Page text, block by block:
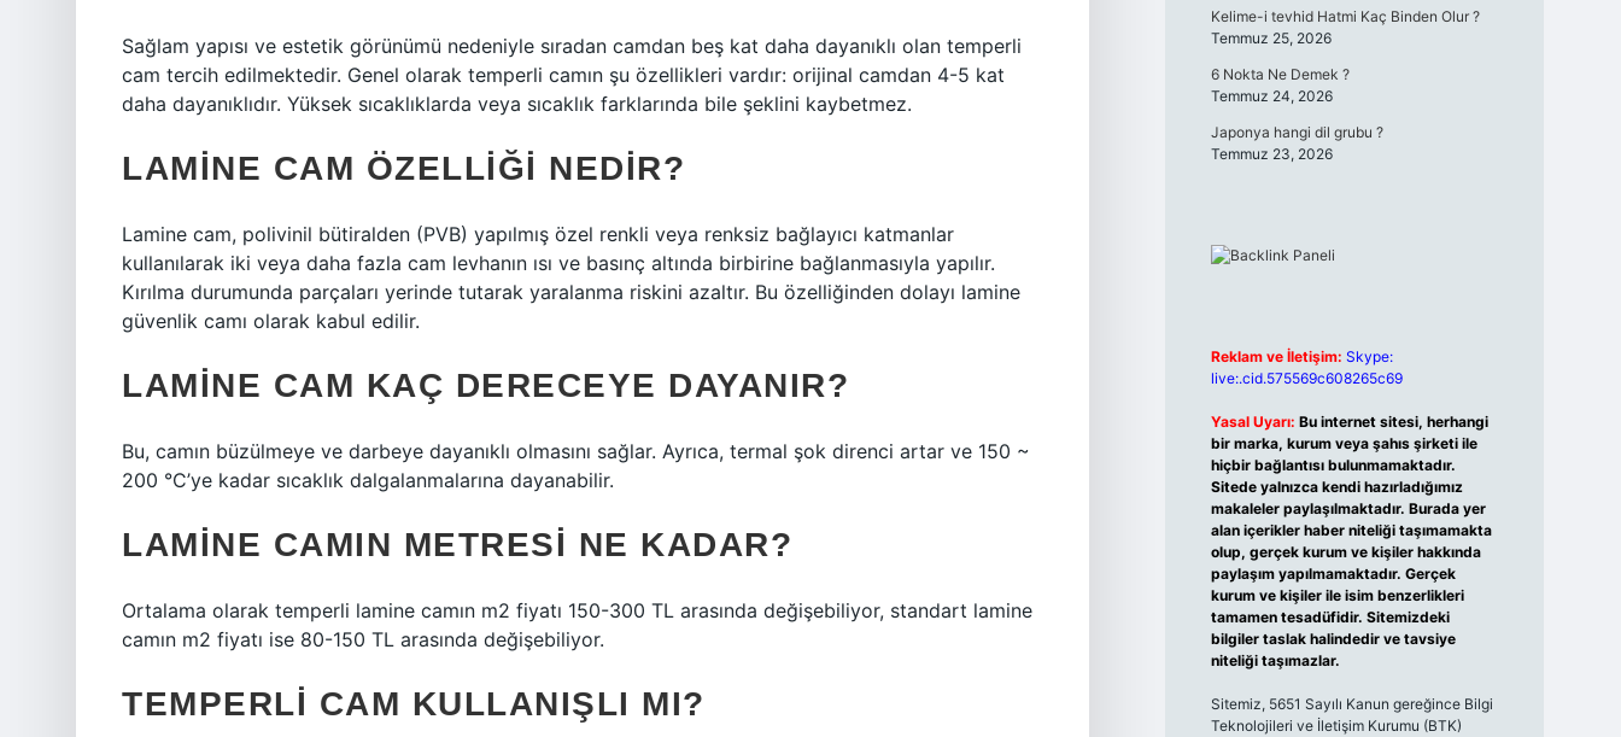
Sağlam yapısı ve estetik görünümü nedeniyle sıradan camdan beş kat daha dayanıklı olan temperli
cam tercih edilmektedir. Genel olarak temperli camın şu özellikleri vardır: orijinal camdan 4-5 kat
daha dayanıklıdır. Yüksek sıcaklıklarda veya sıcaklık farklarında bile şeklini kaybetmez.
LAMINE CAM ÖZELLIĞI NEDIR?
Lamine cam, polivinil bütiralden (PVB) yapılmış özel renkli veya renksiz bağlayıcı katmanlar
kullanılarak iki veya daha fazla cam levhanın ısı ve basınç altında birbirine bağlanmasıyla yapılır.
Kırılma durumunda parçaları yerinde tutarak yaralanma riskini azaltır. Bu özelliğinden dolayı lamine
güvenlik camı olarak kabul edilir.
LAMINE CAM KAÇ DERECEYE DAYANIR?
Bu, camın büzülmeye ve darbeye dayanıklı olmasını sağlar. Ayrıca, termal şok direnci artar ve 150 ~
200 °C’ye kadar sıcaklık dalgalanmalarına dayanabilir.
LAMINE CAMIN METRESI NE KADAR?
Ortalama olarak temperli lamine camın m2 fiyatı 150-300 TL arasında değişebiliyor, standart lamine
camın m2 fiyatı ise 80-150 TL arasında değişebiliyor.
TEMPERLI CAM KULLANIŞLI MI?
Kelime-i tevhid Hatmi Kaç Binden Olur ?
Temmuz 25, 2026
6 Nokta Ne Demek ?
Temmuz 24, 2026
Japonya hangi dil grubu ?
Temmuz 23, 2026
Reklam ve İletişim: Skype:
live:.cid.575569c608265c69
Yasal Uyarı: Bu internet sitesi, herhangi
bir marka, kurum veya şahıs şirketi ile
hiçbir bağlantısı bulunmamaktadır.
Sitede yalnızca kendi hazırladığımız
makaleler paylaşılmaktadır. Burada yer
alan içerikler haber niteliği taşımamakta
olup, gerçek kurum ve kişiler hakkında
paylaşım yapılmamaktadır. Gerçek
kurum ve kişiler ile isim benzerlikleri
tamamen tesadüfidir. Sitemizdeki
bilgiler taslak halindedir ve tavsiye
niteliği taşımazlar.
Sitemiz, 5651 Sayılı Kanun gereğince Bilgi
Teknolojileri ve İletişim Kurumu (BTK)